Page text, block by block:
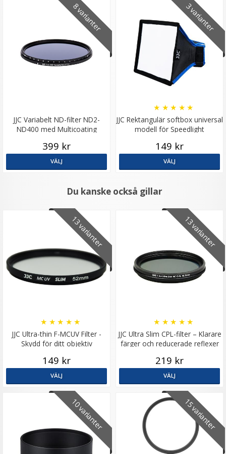
8 varianter
JJC Variabelt ND-filter ND2-
ND400 med Multicoating
399 kr
VÄLJ
3 varianter
JJC Rektangulär softbox universal
modell för Speedlight
★ ★ ★ ★ ★
149 kr
VÄLJ
Du kanske också gillar
13 varianter
JJC Ultra-thin F-MCUV Filter -
Skydd för ditt objektiv
★ ★ ★ ★ ★
149 kr
VÄLJ
13 varianter
JJC Ultra Slim CPL-filter – Klarare
färger och reducerade reflexer
★ ★ ★ ★ ★
219 kr
VÄLJ
10 varianter 15 varianter